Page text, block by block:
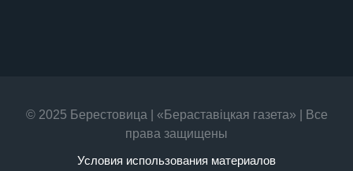
© 2025 Берестовица | «Бераставiцкая газета» | Все
права защищены
Условия использования материалов